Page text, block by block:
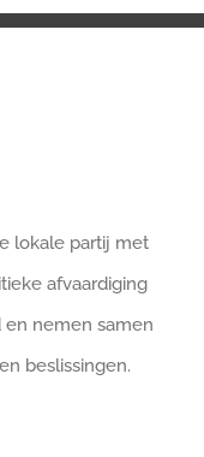
lokale partij met
afvaardiging
en nemen samen
beslissingen.